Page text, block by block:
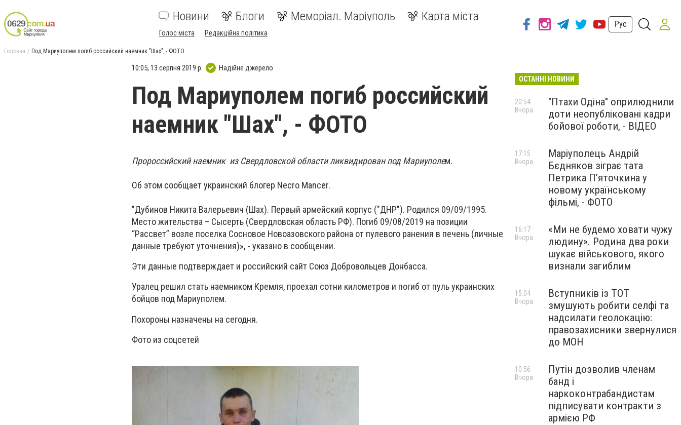
Новини Блоги Меморіал. Маріуполь Карта міста
Голос міста Редакційна політика
Рус
Головна Под Мариуполем погиб российский наемник "Шах", - ФОТО
10:05, 13 серпня 2019 р. Надійне джерело
Под Мариуполем погиб российский
наемник "Шах", - ФОТО
Пророссийский наемник из Свердловской области ликвидирован под Мариуполем.
Об этом сообщает украинский блогер Necro Mancer.
"Дубинов Никита Валерьевич (Шах). Первый армейский корпус ("ДНР"). Родился 09/09/1995.
Место жительства – Сысерть (Свердловская область РФ). Погиб 09/08/2019 на позиции
“Рассвет” возле поселка Сосновое Новоазовского района от пулевого ранения в печень (личные
данные требуют уточнения)», - указано в сообщении.
Эти данные подтверждает и российский сайт Союз Добровольцев Донбасса.
Уралец решил стать наемником Кремля, проехал сотни километров и погиб от пуль украинских
бойцов под Мариуполем.
Похороны назначены на сегодня.
Фото из соцсетей
ОСТАННІ НОВИНИ
"Птахи Одіна" оприлюднили
доти неопубліковані кадри
бойової роботи, - ВІДЕО
20:54
Вчора
Маріуполець Андрій
Бєдняков зіграє тата
Петрика П’яточкина у
новому українському
фільмі, - ФОТО
17:15
Вчора
«Ми не будемо ховати чужу
людину». Родина два роки
шукає військового, якого
визнали загиблим
16:17
Вчора
Вступників із ТОТ
змушують робити селфі та
надсилати геолокацію:
правозахисники звернулися
до МОН
15:04
Вчора
Путін дозволив членам
банд і
наркоконтрабандистам
підписувати контракти з
армією РФ
10:56
Вчора